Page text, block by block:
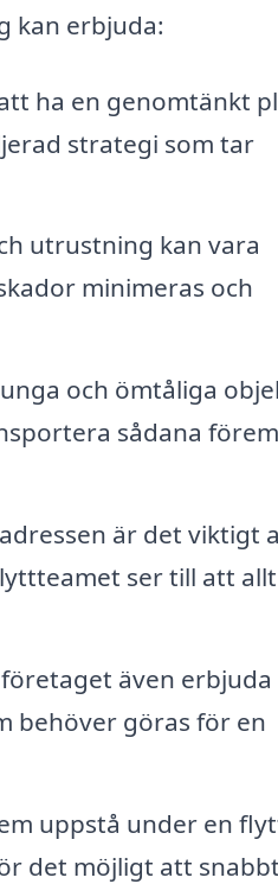
kan erbjuda:
ha en genomtänkt
strategi som tar
utrustning kan vara
minimeras och
och ömtåliga
sådana
är det viktigt
ser till att allt
även erbjuda
behöver göras för en
uppstå under en
det möjligt att